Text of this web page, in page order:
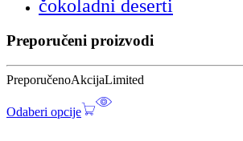
čokoladni deserti
Preporučeni proizvodi
PreporučenoAkcijaLimited
Odaberi opcije